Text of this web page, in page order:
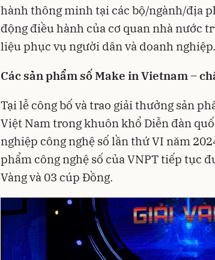
hành thông minh tại các bộ/ngành/địa
động điều hành của cơ quan nhà nước
liệu phục vụ người dân và doanh nghiệp.
Các sản phẩm số Make in Vietnam –
Tại lễ công bố và trao giải thưởng sản
Việt Nam trong khuôn khổ Diễn đàn
nghiệp công nghệ số lần thứ VI năm
phẩm công nghệ số của VNPT tiếp tục
Vàng và 03 cúp Đồng.